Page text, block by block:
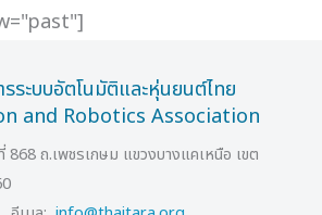
ระบบอัตโนมัติและหุ่นยนต์ไทย
and Robotics Association
868 ถ.เพชรเกษม แขวงบางแคเหนือ เขต